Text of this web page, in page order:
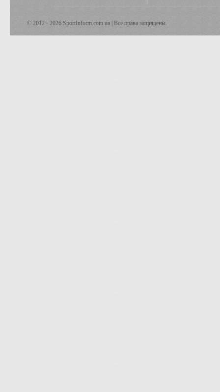
© 2012 - 2026 SportInform.com.ua | Все права защищены.